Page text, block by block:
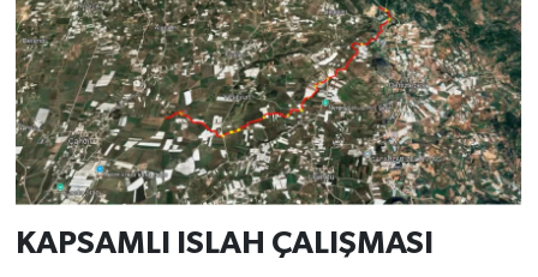
KAPSAMLI ISLAH ÇALIŞMASI